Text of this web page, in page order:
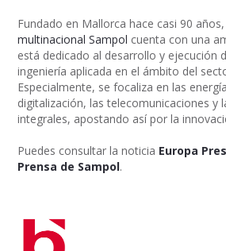
Fundado en Mallorca hace casi 90
multinacional Sampol cuenta con una
está dedicado al desarrollo y ejecución
ingeniería aplicada en el ámbito del
Especialmente, se focaliza en las
digitalización, las telecomunicaciones y
integrales, apostando así por la
Puedes consultar la noticia Europa
Prensa de Sampol.